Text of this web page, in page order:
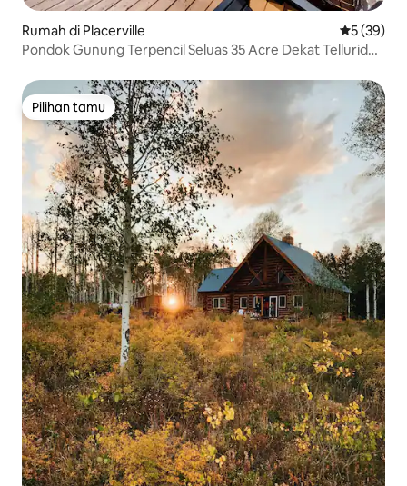
Rumah di Placerville Nilai rata-
5 (39)
Pondok Gunung Terpencil Seluas 35 Acre Dekat Telluride
Pilihan tamu
Pilihan tamu